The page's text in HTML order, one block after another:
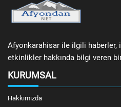
Afyonkarahisar ile ilgili haberler,
etkinlikler hakkında bilgi veren
KURUMSAL
Hakkımızda